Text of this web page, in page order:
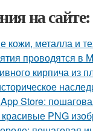
на сайте:
кожи, металла и
проводятся в
кирпича из
Store:
PNG